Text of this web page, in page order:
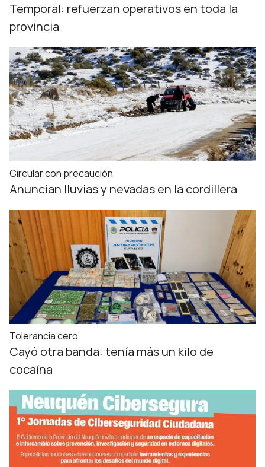
Temporal: refuerzan operativos en toda la
provincia
Circular con precaución
Anuncian lluvias y nevadas en la cordillera
Tolerancia cero
Cayó otra banda: tenía más un kilo de
cocaína